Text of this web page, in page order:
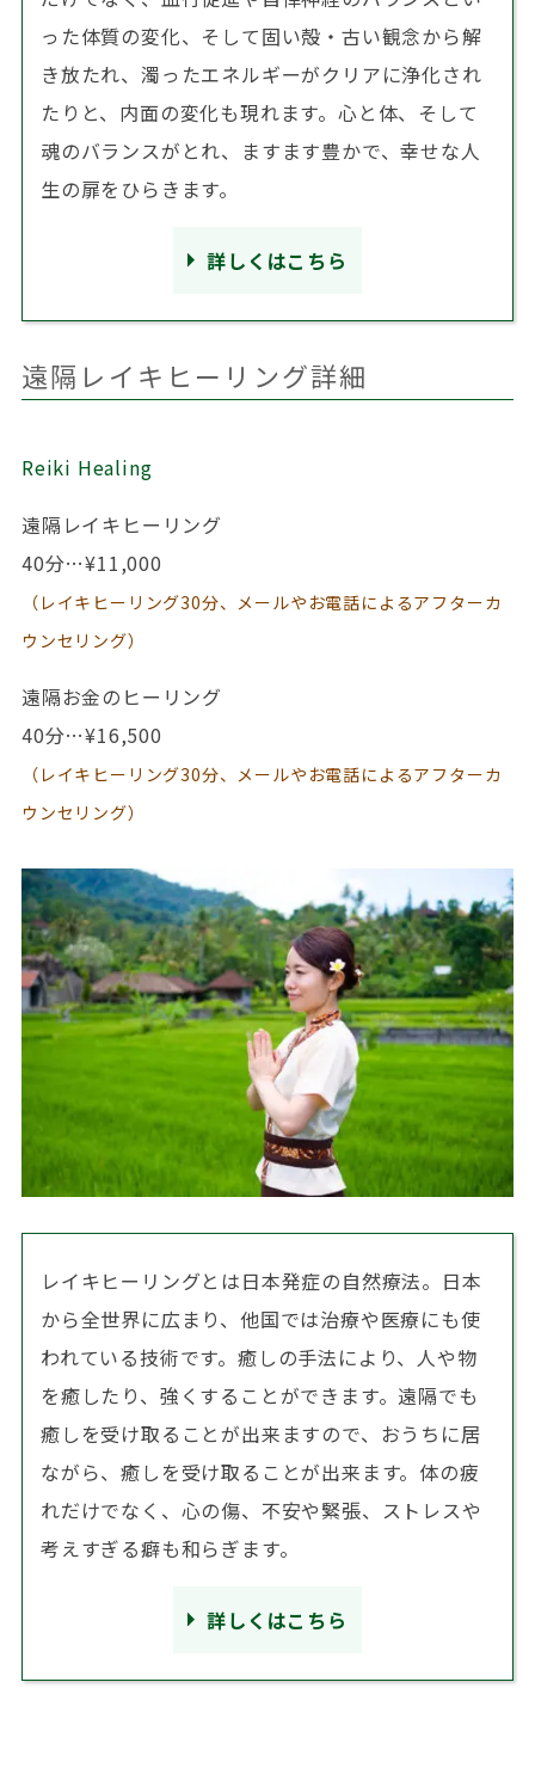
った体質の変化、そして固い殻・古い観念から解
き放たれ、濁ったエネルギーがクリアに浄化され
たりと、内面の変化も現れます。心と体、そして
魂のバランスがとれ、ますます豊かで、幸せな人
生の扉をひらきます。
詳しくはこちら
遠隔レイキヒーリング詳細
Reiki Healing
遠隔レイキヒーリング
40分…¥11,000
（レイキヒーリング30分、メールやお電話によるアフターカ
ウンセリング）
遠隔お金のヒーリング
40分…¥16,500
（レイキヒーリング30分、メールやお電話によるアフターカ
ウンセリング）
レイキヒーリングとは日本発症の自然療法。日本
から全世界に広まり、他国では治療や医療にも使
われている技術です。癒しの手法により、人や物
を癒したり、強くすることができます。遠隔でも
癒しを受け取ることが出来ますので、おうちに居
ながら、癒しを受け取ることが出来ます。体の疲
れだけでなく、心の傷、不安や緊張、ストレスや
考えすぎる癖も和らぎます。
詳しくはこちら